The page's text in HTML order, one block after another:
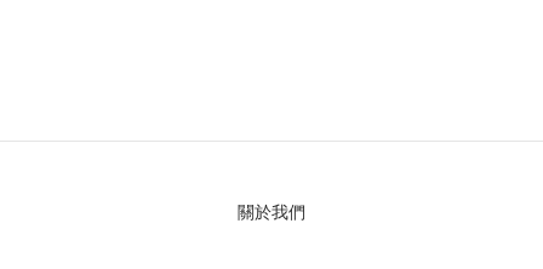
關於我們